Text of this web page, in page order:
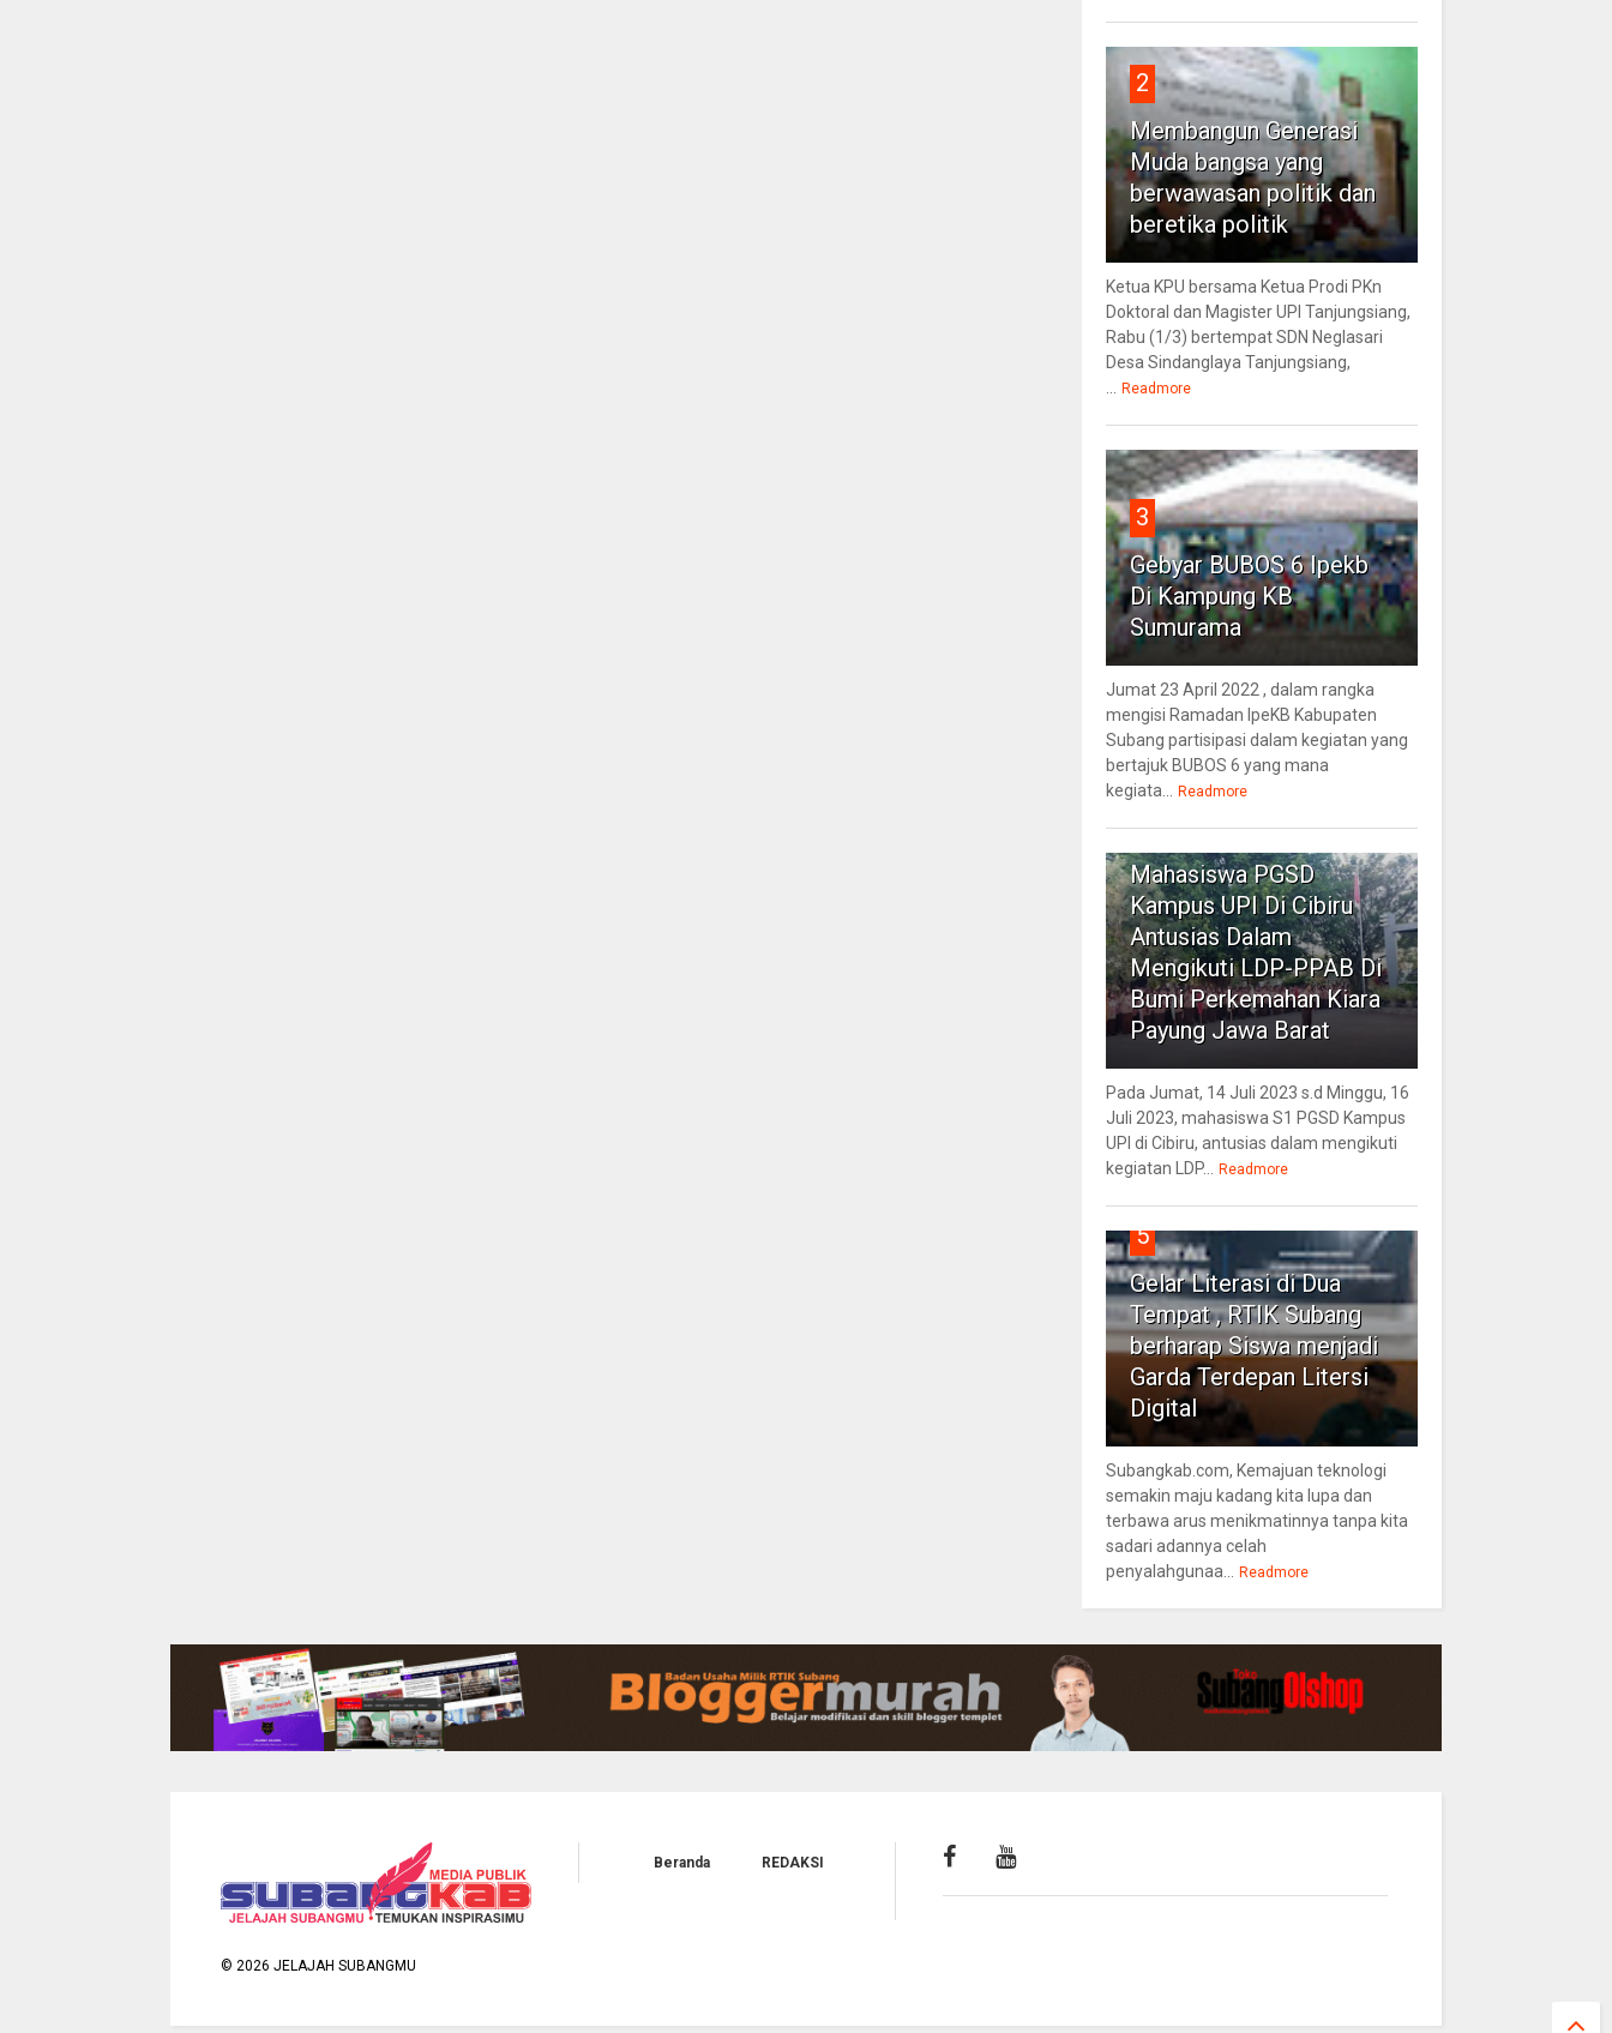
2
Membangun Generasi
Muda bangsa yang
berwawasan politik dan
beretika politik
Ketua KPU bersama Ketua Prodi PKn
Doktoral dan Magister UPI Tanjungsiang,
Rabu (1/3) bertempat SDN Neglasari
Desa Sindanglaya Tanjungsiang,
... Readmore
3
Gebyar BUBOS 6 Ipekb
Di Kampung KB
Sumurama
Jumat 23 April 2022 , dalam rangka
mengisi Ramadan IpeKB Kabupaten
Subang partisipasi dalam kegiatan yang
bertajuk BUBOS 6 yang mana
kegiata... Readmore
4
Mahasiswa PGSD
Kampus UPI Di Cibiru
Antusias Dalam
Mengikuti LDP-PPAB Di
Bumi Perkemahan Kiara
Payung Jawa Barat
Pada Jumat, 14 Juli 2023 s.d Minggu, 16
Juli 2023, mahasiswa S1 PGSD Kampus
UPI di Cibiru, antusias dalam mengikuti
kegiatan LDP... Readmore
5
Gelar Literasi di Dua
Tempat , RTIK Subang
berharap Siswa menjadi
Garda Terdepan Litersi
Digital
Subangkab.com, Kemajuan teknologi
semakin maju kadang kita lupa dan
terbawa arus menikmatinnya tanpa kita
sadari adannya celah
penyalahgunaa... Readmore
©2026 JELAJAH SUBANGMU
Beranda REDAKSI